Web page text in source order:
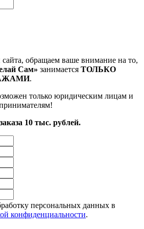
обращаем ваше внимание на то,
Сам» занимается ТОЛЬКО
.
только юридическим лицам и
10 тыс. рублей.
персональных данных в
конфиденциальности.